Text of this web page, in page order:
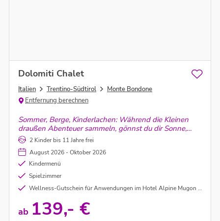
Dolomiti Chalet
Italien Trentino-Südtirol
Monte Bondone
Entfernung berechnen
Sommer, Berge, Kinderlachen: Während die Kleinen
draußen Abenteuer sammeln, gönnst du dir Sonne,
Ruhe und Aperitivo – genau so fühlt sich Mama-Glück
an.
2 Kinder bis 11 Jahre frei
August 2026 - Oktober 2026
Kindermenü
Spielzimmer
Wellness-Gutschein für Anwendungen im Hotel Alpine Mugon im Wert von 20,00 € pro Person inklusive.
ab 139,- €